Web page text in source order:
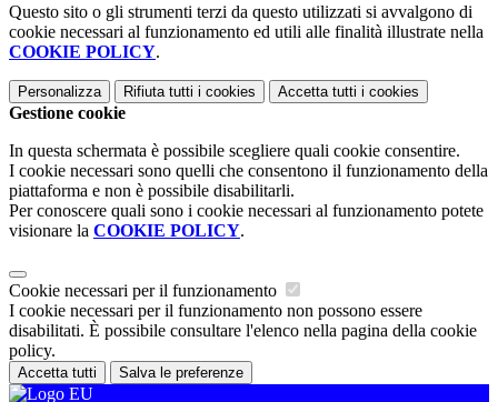
Questo sito o gli strumenti terzi da questo utilizzati si avvalgono di
cookie necessari al funzionamento ed utili alle finalità illustrate nella
COOKIE POLICY.
Personalizza Rifiuta tutti i cookies Accetta tutti i cookies
Gestione cookie
In questa schermata è possibile scegliere quali cookie consentire.
I cookie necessari sono quelli che consentono il funzionamento della
piattaforma e non è possibile disabilitarli.
Per conoscere quali sono i cookie necessari al funzionamento potete
visionare la COOKIE POLICY.
Cookie necessari per il funzionamento
I cookie necessari per il funzionamento non possono essere
disabilitati. È possibile consultare l'elenco nella pagina della cookie
policy.
Accetta tutti Salva le preferenze